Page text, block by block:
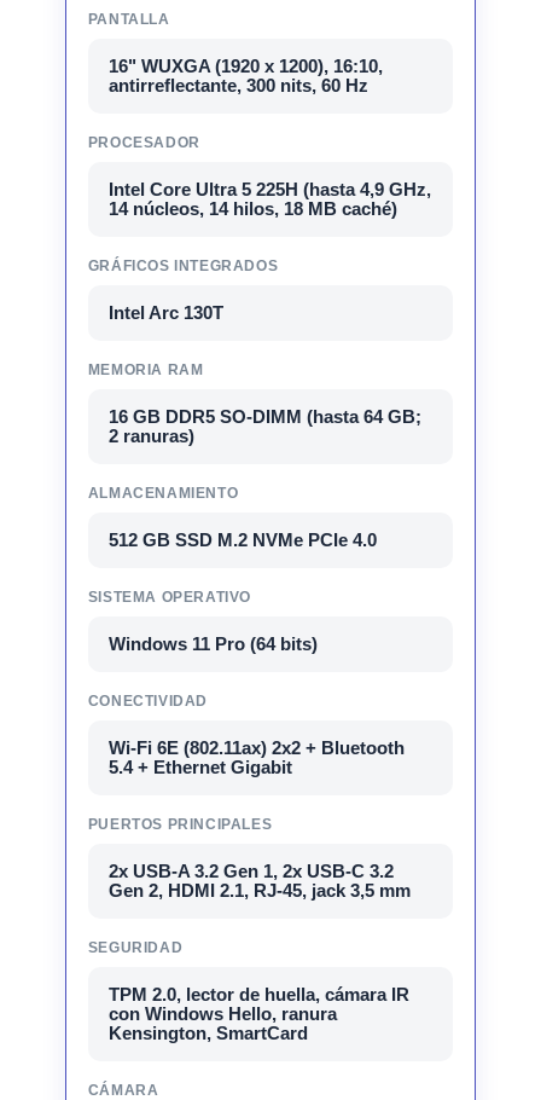
PANTALLA
16" WUXGA (1920 x 1200), 16:10,
antirreflectante, 300 nits, 60 Hz
PROCESADOR
Intel Core Ultra 5 225H (hasta 4,9 GHz,
14 núcleos, 14 hilos, 18 MB caché)
GRÁFICOS INTEGRADOS
Intel Arc 130T
MEMORIA RAM
16 GB DDR5 SO-DIMM (hasta 64 GB;
2 ranuras)
ALMACENAMIENTO
512 GB SSD M.2 NVMe PCIe 4.0
SISTEMA OPERATIVO
Windows 11 Pro (64 bits)
CONECTIVIDAD
Wi-Fi 6E (802.11ax) 2x2 + Bluetooth
5.4 + Ethernet Gigabit
PUERTOS PRINCIPALES
2x USB-A 3.2 Gen 1, 2x USB-C 3.2
Gen 2, HDMI 2.1, RJ-45, jack 3,5 mm
SEGURIDAD
TPM 2.0, lector de huella, cámara IR
con Windows Hello, ranura
Kensington, SmartCard
CÁMARA